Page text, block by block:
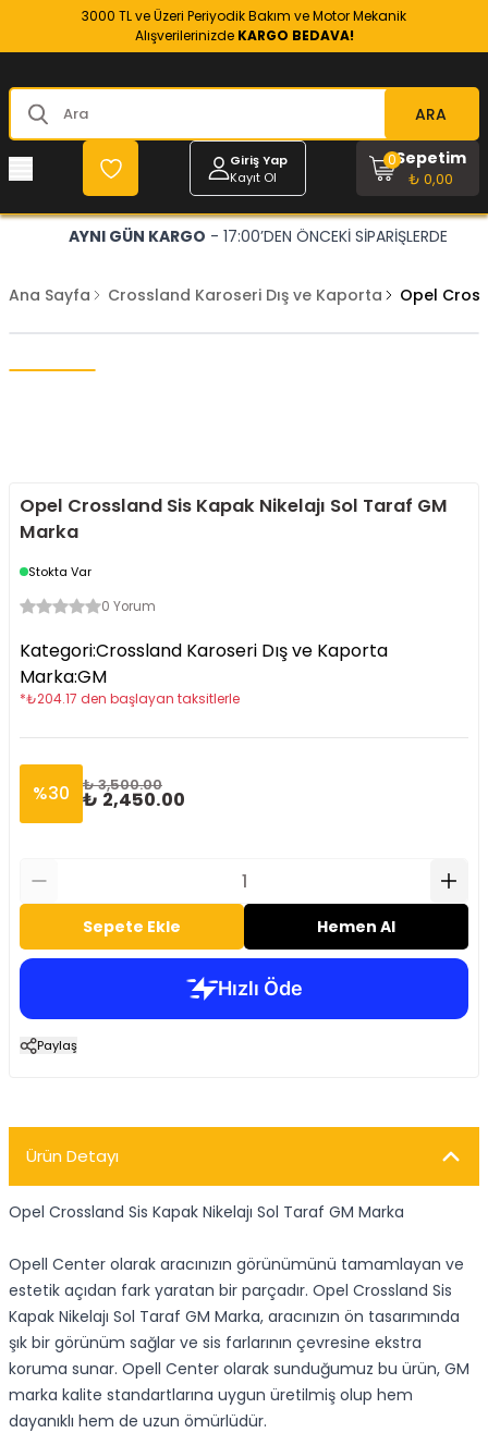
3000 TL ve Üzeri Periyodik Bakım ve Motor Mekanik
Alışverilerinizde KARGO BEDAVA!
ARA
Giriş Yap
Kayıt Ol
Sepetim
₺ 0,00
0
AYNI GÜN KARGO - 17:00’DEN ÖNCEKİ SİPARİŞLERDE
Ana Sayfa Crossland Karoseri Dış ve Kaporta Opel
Opel Crossland Sis Kapak Nikelajı Sol Taraf GM
Marka
Stokta Var
0 Yorum
Kategori:Crossland Karoseri Dış ve Kaporta
Marka:GM
*₺204.17 den başlayan taksitlerle
%30 ₺ 3,500.00
₺ 2,450.00
Sepete Ekle Hemen Al
Paylaş
Ürün Detayı
Opel Crossland Sis Kapak Nikelajı Sol Taraf GM Marka
Opell Center olarak aracınızın görünümünü tamamlayan ve
estetik açıdan fark yaratan bir parçadır. Opel Crossland Sis
Kapak Nikelajı Sol Taraf GM Marka, aracınızın ön tasarımında
şık bir görünüm sağlar ve sis farlarının çevresine ekstra
koruma sunar. Opell Center olarak sunduğumuz bu ürün, GM
marka kalite standartlarına uygun üretilmiş olup hem
dayanıklı hem de uzun ömürlüdür.